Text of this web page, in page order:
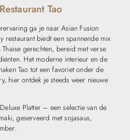
Tao
ga je naar Asian Fusion
restaurant biedt een spannende mix
Thaise gerechten, bereid met verse
Het moderne interieur en de
Tao tot een favoriet onder de
hier ontdek je steeds weer nieuwe
Platter – een selectie van de
geserveerd met sojasaus,